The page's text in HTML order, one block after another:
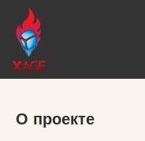
О проекте